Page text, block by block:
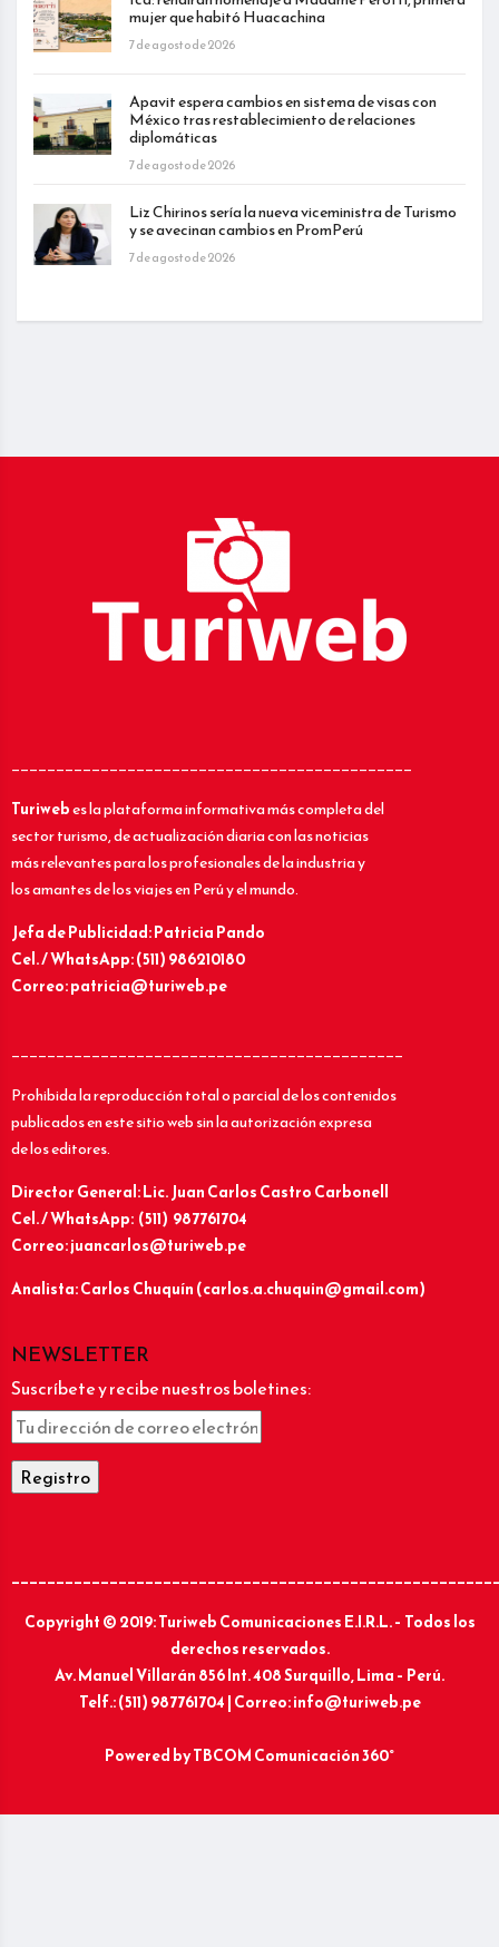
mujer que habitó Huacachina
7 de agosto de 2026
Apavit espera cambios en sistema de visas con
México tras restablecimiento de relaciones
diplomáticas
7 de agosto de 2026
Liz Chirinos sería la nueva viceministra de Turismo
y se avecinan cambios en PromPerú
7 de agosto de 2026
_____________________________________________
Turiwebes la plataforma informativa más completa del
sector turismo, de actualización diaria con las noticias
más relevantes para los profesionales de la industria y
los amantes de los viajes en Perú y el mundo.
Jefa de Publicidad: Patricia Pando
Cel. / WhatsApp: (511) 986210180
Correo: patricia@turiweb.pe
____________________________________________
Prohibida la reproducción total o parcial de los contenidos
publicados en este sitio web sin la autorización expresa
de los editores.
Director General: Lic.Juan Carlos Castro Carbonell
Cel. / WhatsApp: (511) 987761704
Correo: juancarlos@turiweb.pe
Analista: Carlos Chuquín (carlos.a.chuquin@gmail.com)
NEWSLETTER
Suscríbete y recibe nuestros boletines:
Copyright © 2019: Turiweb Comunicaciones E.I.R.L. – Todos los
derechos reservados.
Av. Manuel Villarán 856 Int. 408 Surquillo, Lima – Perú.
Telf.: (511) 987761704 | Correo: info@turiweb.pe
Powered byTBCOM Comunicación 360°